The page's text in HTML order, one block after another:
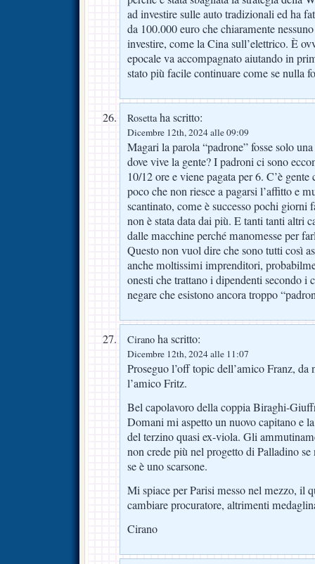
ad investire sulle auto tradizionali ed ha
da 100.000 euro che chiaramente
investire, come la Cina sull’elettrico. È
epocale va accompagnato aiutando in
stato più facile continuare come se nulla
Rosettaha scritto:
Dicembre 12th, 2024 alle 09:09
Magari la parola “padrone” fosse solo
dove vive la gente? I padroni ci sono
10/12 ore e viene pagata per 6. C’è gente
poco che non riesce a pagarsi l’affitto e
scantinato, come è successo pochi giorni
non è stata data dai più. E tanti tanti altri
dalle macchine perché manomesse per
Questo non vuol dire che sono tutti così
anche moltissimi imprenditori,
onesti che trattano i dipendenti secondo i
negare che esistono ancora troppo
Cirano ha scritto:
Dicembre 12th, 2024 alle 11:07
Proseguo l’off topic dell’amico Franz, da
l’amico Fritz.
Bel capolavoro della coppia Biraghi-
Domani mi aspetto un nuovo capitano e
del terzino quasi ex-viola. Gli
non crede più nel progetto di Palladino se
se è uno scarsone.
Mi spiace per Parisi messo nel mezzo, il
cambiare procuratore, altrimenti
Cirano